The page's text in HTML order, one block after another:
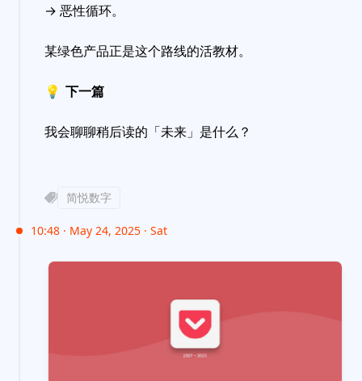
→ 恶性循环。
某绿色产品正是这个路线的活教材。
💡 下一篇
我会聊聊稍后读的「未来」是什么？
简悦数字
10:48 · May 24, 2025 · Sat